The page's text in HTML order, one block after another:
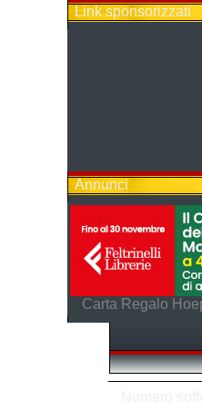
Link sponsorizzati
Annunci
Carta Regalo